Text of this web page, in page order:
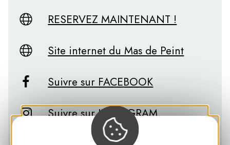
RESERVEZ MAINTENANT !
Site internet du Mas de Peint
Suivre sur FACEBOOK
Suivre sur INSTAGRAM